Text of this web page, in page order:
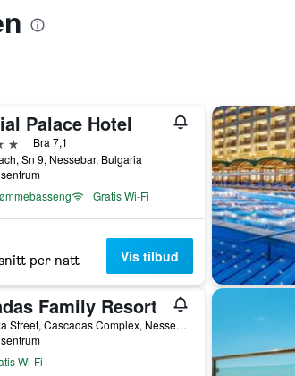
Palace Hotel
Bra 7,1
Sn 9, Nessebar, Bulgaria
Gratis Wi-Fi
per natt Vis tilbud
Family Resort
149 Chaika Street, Cascadas Complex, Nessebar, Bulgaria
Wi-Fi